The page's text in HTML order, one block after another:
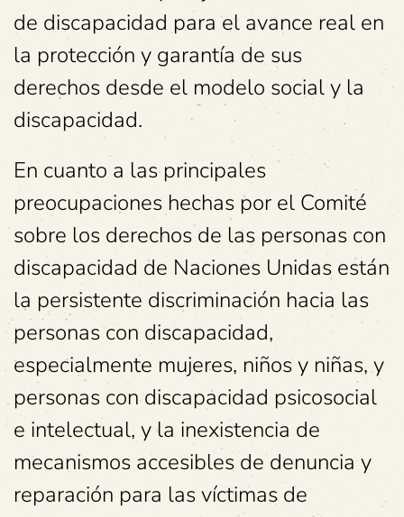
de discapacidad para el avance real en
la protección y garantía de sus
derechos desde el modelo social y la
discapacidad.
En cuanto a las principales
preocupaciones hechas por el Comité
sobre los derechos de las personas con
discapacidad de Naciones Unidas están
la persistente discriminación hacia las
personas con discapacidad,
especialmente mujeres, niños y niñas, y
personas con discapacidad psicosocial
e intelectual, y la inexistencia de
mecanismos accesibles de denuncia y
reparación para las víctimas de